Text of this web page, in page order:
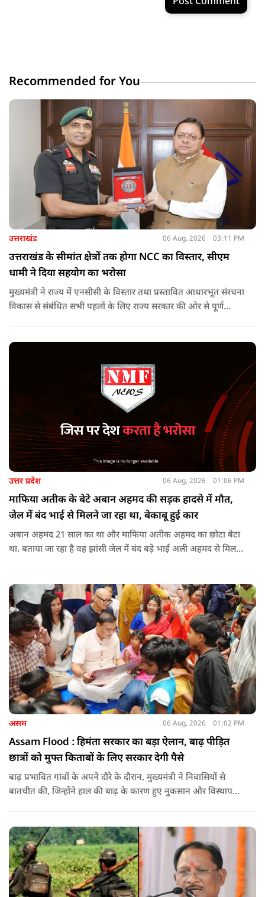
Recommended for You
उत्तराखंड 06 Aug, 2026 03:11 PM
उत्तराखंड के सीमांत क्षेत्रों तक होगा NCC का विस्तार, सीएम
धामी ने दिया सहयोग का भरोसा
मुख्यमंत्री ने राज्य में एनसीसी के विस्तार तथा प्रस्तावित आधारभूत संरचना
विकास से संबंधित सभी पहलों के लिए राज्य सरकार की ओर से पूर्ण
उत्तर प्रदेश 06 Aug, 2026 01:06 PM
माफिया अतीक के बेटे अबान अहमद की सड़क हादसे में मौत,
जेल में बंद भाई से मिलने जा रहा था, बेकाबू हुई कार
अबान अहमद 21 साल का था और माफिया अतीक अहमद का छोटा बेटा
था. बताया जा रहा है वह झांसी जेल में बंद बड़े भाई अली अहमद से मिलने
असम 06 Aug, 2026 01:02 PM
Assam Flood : हिमंता सरकार का बड़ा ऐलान, बाढ़ पीड़ित
छात्रों को मुफ्त किताबों के लिए सरकार देगी पैसे
बाढ़ प्रभावित गांवों के अपने दौरे के दौरान, मुख्यमंत्री ने निवासियों से
बातचीत की, जिन्होंने हाल की बाढ़ के कारण हुए नुकसान और विस्थापन